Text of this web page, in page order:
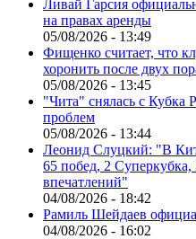
Ливай Гарсия
на правах аренды
05/08/2026 - 13:49
Фищенко считает, что
хоронить после двух
05/08/2026 - 13:45
"Чита" снялась с Кубка
проблем
05/08/2026 - 13:44
Леонид Слуцкий: "В
65 побед, 2 Суперкубка,
впечатлений"
04/08/2026 - 18:42
Рамиль Шейдаев
04/08/2026 - 16:02